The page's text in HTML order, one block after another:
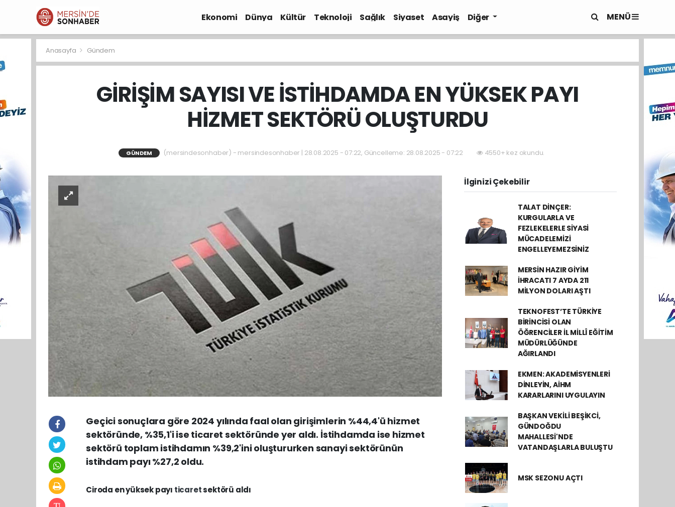
Ekonomi Dünya Kültür Teknoloji Sağlık Siyaset Asayiş Diğer MENÜ
Anasayfa Gündem
GİRİŞİM SAYISI VE İSTİHDAMDA EN YÜKSEK PAYI
HİZMET SEKTÖRÜ OLUŞTURDU
GÜNDEM (mersindesonhaber) - mersindesonhaber | 28.08.2025 - 07:22, Güncelleme: 28.08.2025 - 07:22 4550+ kez okundu.
Geçici sonuçlara göre 2024 yılında faal olan girişimlerin %44,4'ü hizmet
sektöründe, %35,1'i ise ticaret sektöründe yer aldı. İstihdamda ise hizmet
sektörü toplam istihdamın %39,2'ini oluştururken sanayi sektörünün
istihdam payı %27,2 oldu.
Ciroda en yüksek payı ticaretsektörü aldı
İlginizi Çekebilir
TALAT DİNÇER:
KURGULARLA VE
FEZLEKELERLE SİYASİ
MÜCADELEMİZİ
ENGELLEYEMEZSİNİZ
MERSİN HAZIR GİYİM
İHRACATI 7 AYDA 211
MİLYON DOLARI AŞTI
TEKNOFEST’TE TÜRKİYE
BİRİNCİSİ OLAN
ÖĞRENCİLER İL MİLLÎ EĞİTİM
MÜDÜRLÜĞÜNDE
AĞIRLANDI
EKMEN: AKADEMİSYENLERİ
DİNLEYİN, AİHM
KARARLARINI UYGULAYIN
BAŞKAN VEKİLİ BEŞİKCİ,
GÜNDOĞDU
MAHALLESİ'NDE
VATANDAŞLARLA BULUŞTU
MSK SEZONU AÇTI